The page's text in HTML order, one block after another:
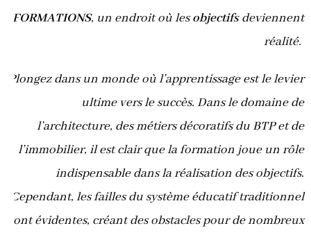
FORMATIONS, un endroit où lesobjectifsdeviennent
réalité.
Plongez dans un monde où l’apprentissage est le levier
ultime vers le succès. Dans le domaine de
l’architecture, des métiers décoratifs du BTP et de
l’immobilier, il est clair que la formation joue un rôle
indispensable dans la réalisation des objectifs.
Cependant, les failles du système éducatif traditionnel
sont évidentes, créant des obstacles pour de nombreux